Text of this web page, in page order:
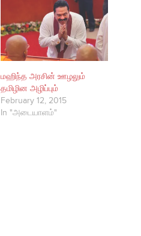
மஹிந்த அரசின் ஊழலும்
தமிழின அழிப்பும்
February 12, 2015
In "அடையாளம்"